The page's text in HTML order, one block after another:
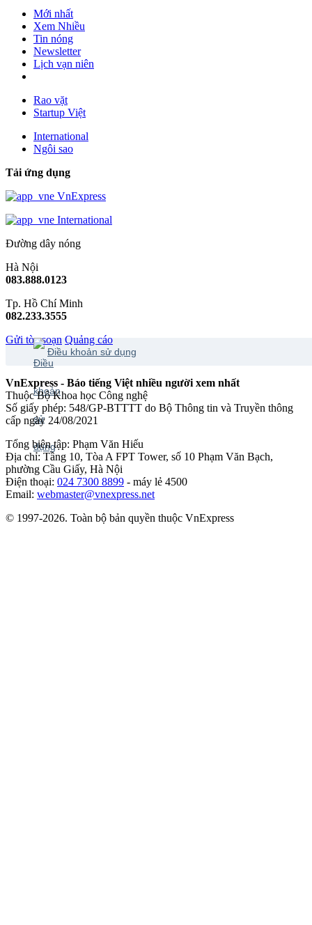
Mới nhất
Xem Nhiều
Tin nóng
Newsletter
Lịch vạn niên
Rao vặt
Startup Việt
International
Ngôi sao
Tải ứng dụng
VnExpress
International
Đường dây nóng
Hà Nội
083.888.0123
Tp. Hồ Chí Minh
082.233.3555
Gửi tòa soạn Quảng cáo
Điều khoản sử dụng
VnExpress - Báo tiếng Việt nhiều người xem nhất
Thuộc Bộ Khoa học Công nghệ
Số giấy phép: 548/GP-BTTTT do Bộ Thông tin và Truyền thông
cấp ngày 24/08/2021
Tổng biên tập: Phạm Văn Hiếu
Địa chỉ: Tầng 10, Tòa A FPT Tower, số 10 Phạm Văn Bạch,
phường Cầu Giấy, Hà Nội
Điện thoại: 024 7300 8899 - máy lẻ 4500
Email: webmaster@vnexpress.net
© 1997-2026. Toàn bộ bản quyền thuộc VnExpress